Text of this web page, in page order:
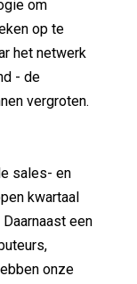
om
op te
het netwerk
- de
vergroten.
sales- en
kwartaal
een
onze